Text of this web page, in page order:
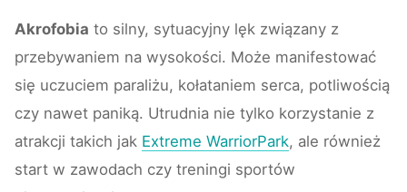
Akrofobia to silny, sytuacyjny lęk związany z
przebywaniem na wysokości. Może manifestować
się uczuciem paraliżu, kołataniem serca, potliwością
czy nawet paniką. Utrudnia nie tylko korzystanie z
atrakcji takich jak Extreme WarriorPark, ale również
start w zawodach czy treningi sportów